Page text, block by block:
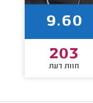
9.60
203
חוות דעת